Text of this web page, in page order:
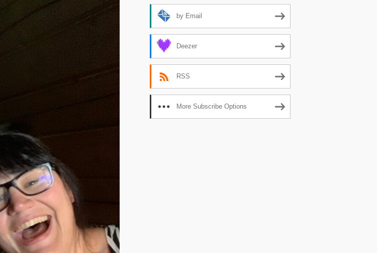
by Email
Deezer
RSS
More Subscribe Options